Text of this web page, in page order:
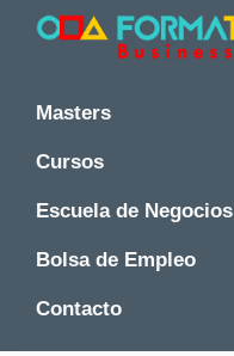
Saltar
Saltar
Saltar
principal
y
Master
en
Madrid
Formatalent
y
en
-
Formatalent
Masters
Cursos
Escuela de Negocios
Bolsa de Empleo
Contacto